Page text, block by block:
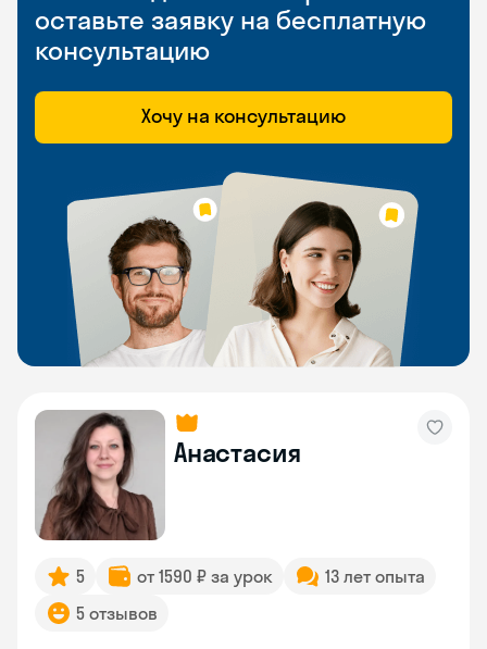
оставьте заявку на бесплатную
консультацию
Хочу на консультацию
Анастасия
5 от 1590 ₽ за урок
13 лет опыта
5 отзывов